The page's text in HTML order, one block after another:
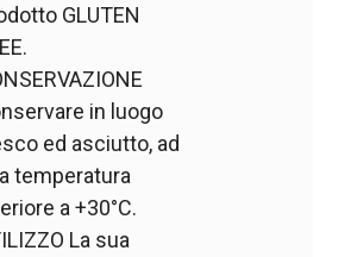
GLUTEN
in luogo
ed asciutto, ad
temperatura
a +30°C.
La sua